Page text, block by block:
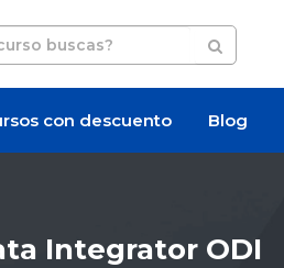
con descuento Blog
Integrator ODI